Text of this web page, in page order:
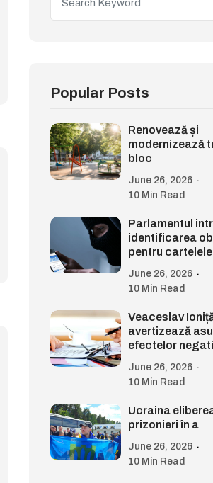
Popular Posts
Renovează și
modernizează
bloc
June 26, 2026
10 Min Read
Parlamentul
identificarea
pentru cartelele
June 26, 2026
10 Min Read
Veaceslav
avertizează
efectelor
June 26, 2026
10 Min Read
Ucraina
prizonieri în a
June 26, 2026
10 Min Read